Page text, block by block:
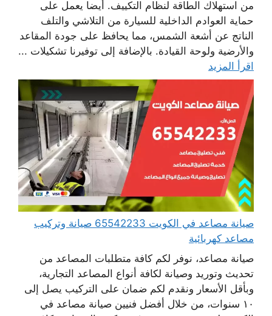
من استهلاك الطاقة لنظام التكييف. أيضا يعمل على
حماية العوادم الداخلية للسيارة من التلاشي والتلف
الناتج عن أشعة الشمس، مما يحافظ على جودة المقاعد
والأرضية ولوحة القيادة. بالإضافة إلى توفيرنا تشكيلات ...
اقرأ المزيد
صيانة مصاعد في الكويت 65542233 صيانة وتركيب
مصاعد كهربائية
صيانة مصاعد، نوفر لكم كافة متطلبات المصاعد من
تحديث وتوريد وصيانة لكافة أنواع المصاعد التجارية،
وبأقل الأسعار ونقدم لكم ضمان على التركيب يصل إلى
١٠ سنوات، من خلال أفضل فنيين صيانة مصاعد في